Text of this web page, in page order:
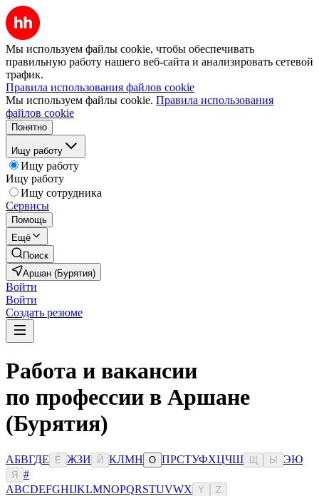
Мы используем файлы cookie, чтобы обеспечивать
правильную работу нашего веб-сайта и анализировать сетевой
трафик.
Правила использования файлов cookie
Мы используем файлы cookie. Правила использования
файлов cookie
Понятно
Ищу работу
Ищу работу
Ищу работу
Ищу сотрудника
Сервисы
Помощь
Ещё
Поиск
Аршан (Бурятия)
Войти
Войти
Создать резюме
Работа и вакансии
по профессии в Аршане
(Бурятия)
АБВГДЕ Ё ЖЗИ Й КЛМН О ПРСТУФХЦЧШ Ы ЭЮ
Я
#
ABCDEFGHIJKLMNOPQRSTUVWX Y Z